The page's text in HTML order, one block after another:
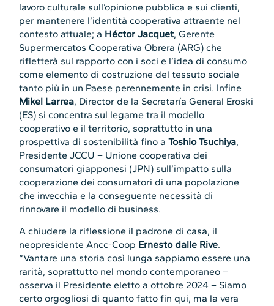
lavoro culturale sull’opinione pubblica e sui clienti,
per mantenere l’identità cooperativa attraente nel
contesto attuale; a Héctor Jacquet, Gerente
Supermercatos Cooperativa Obrera (ARG) che
rifletterà sul rapporto con i soci e l’idea di consumo
come elemento di costruzione del tessuto sociale
tanto più in un Paese perennemente in crisi. Infine
Mikel Larrea, Director de la Secretaría General Eroski
(ES) si concentra sul legame tra il modello
cooperativo e il territorio, soprattutto in una
prospettiva di sostenibilità fino aToshio Tsuchiya,
Presidente JCCU – Unione cooperativa dei
consumatori giapponesi (JPN) sull’impatto sulla
cooperazione dei consumatori di una popolazione
che invecchia e la conseguente necessità di
rinnovare il modello di business.
A chiudere la riflessione il padrone di casa, il
neopresidente Ancc-Coop Ernesto dalle Rive.
“Vantare una storia così lunga sappiamo essere una
rarità, soprattutto nel mondo contemporaneo –
osserva il Presidente eletto a ottobre 2024 – Siamo
certo orgogliosi di quanto fatto fin qui, ma la vera